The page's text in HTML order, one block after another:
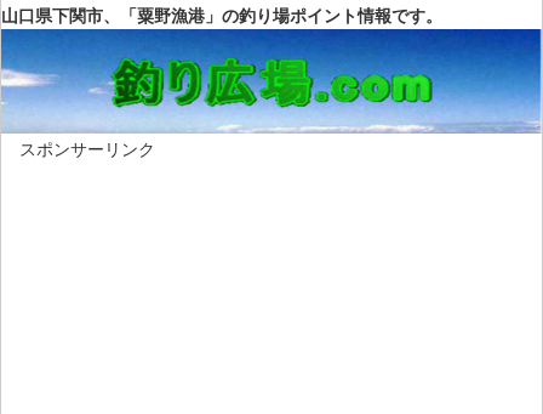
山口県下関市、「粟野漁港」の釣り場ポイント情報です。
スポンサーリンク